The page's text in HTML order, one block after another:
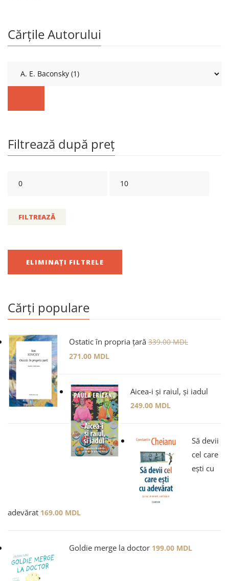
Cărțile Autorului
Filtrează după preț
FILTREAZĂ
ELIMINAȚI FILTRELE
Cărți populare
Ostatic în propria țară 339.00MDL
271.00 MDL
Aicea-i și raiul, și iadul
249.00 MDL
Să devii
cel care
ești cu
adevărat 169.00 MDL
Goldie merge la doctor 199.00 MDL